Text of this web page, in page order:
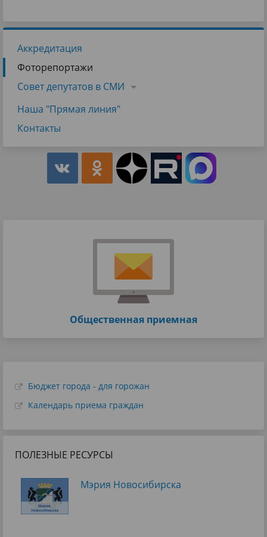
Аккредитация
Фоторепортажи
Совет депутатов в СМИ
Наша "Прямая линия"
Контакты
Общественная приемная
Бюджет города - для горожан
Календарь приема граждан
ПОЛЕЗНЫЕ РЕСУРСЫ
Мэрия Новосибирска